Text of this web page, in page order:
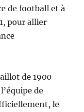
de football et à
pour allier
de 1900
de
le